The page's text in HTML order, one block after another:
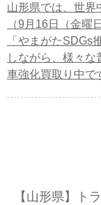
山形県では、世界
（9月16日（金曜
「やまがたSDGs
しながら、様々
車強化買取り中で
【山形県】ト